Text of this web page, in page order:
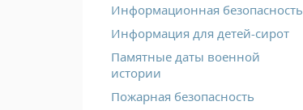
Информационная безопасность
Информация для детей-сирот
Памятные даты военной
истории
Пожарная безопасность